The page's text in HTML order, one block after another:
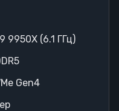
9950X (6.1 ГГц)
Gen4